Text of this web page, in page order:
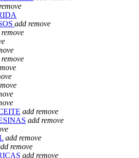
add remove
remove
remove
add remove
add remove
add remove
remove
add remove